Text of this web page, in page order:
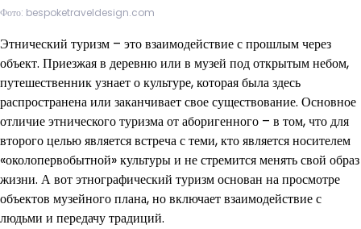
Фото: bespoketraveldesign.com
Этнический туризм – это взаимодействие с прошлым через
объект. Приезжая в деревню или в музей под открытым небом,
путешественник узнает о культуре, которая была здесь
распространена или заканчивает свое существование. Основное
отличие этнического туризма от аборигенного – в том, что для
второго целью является встреча с теми, кто является носителем
«околопервобытной» культуры и не стремится менять свой образ
жизни. А вот этнографический туризм основан на просмотре
объектов музейного плана, но включает взаимодействие с
людьми и передачу традиций.